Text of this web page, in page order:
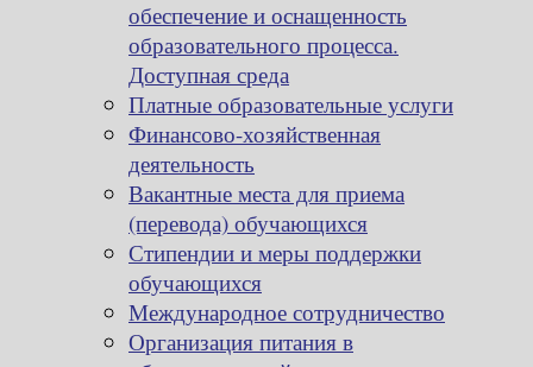
обеспечение и оснащенность
образовательного процесса.
Доступная среда
Платные образовательные услуги
Финансово-хозяйственная
деятельность
Вакантные места для приема
(перевода) обучающихся
Стипендии и меры поддержки
обучающихся
Международное сотрудничество
Организация питания в